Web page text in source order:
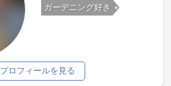
ガーデニング好き
プロフィールを見る